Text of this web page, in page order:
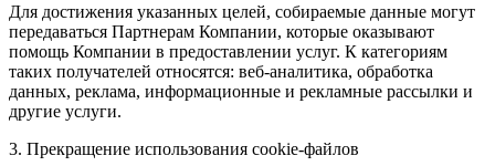
Для достижения указанных целей, собираемые данные могут
передаваться Партнерам Компании, которые оказывают
помощь Компании в предоставлении услуг. К категориям
таких получателей относятся: веб-аналитика, обработка
данных, реклама, информационные и рекламные рассылки и
другие услуги.
3. Прекращение использования cookie-файлов